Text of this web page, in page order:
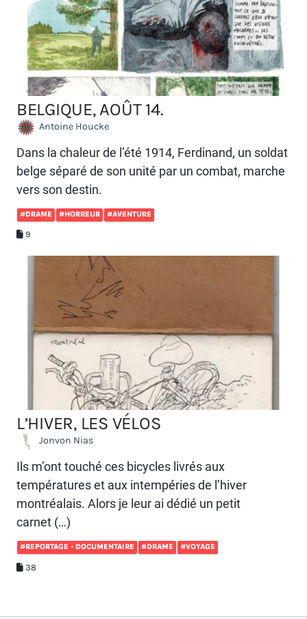
BELGIQUE, AOÛT 14.
Antoine Houcke
Dans la chaleur de l’été 1914, Ferdinand, un soldat
belge séparé de son unité par un combat, marche
vers son destin.
#DRAME #HORREUR #AVENTURE
9
L’HIVER, LES VÉLOS
Jonvon Nias
Ils m’ont touché ces bicycles livrés aux
températures et aux intempéries de l’hiver
montréalais. Alors je leur ai dédié un petit
carnet (…)
#REPORTAGE - DOCUMENTAIRE #DRAME #VOYAGE
38